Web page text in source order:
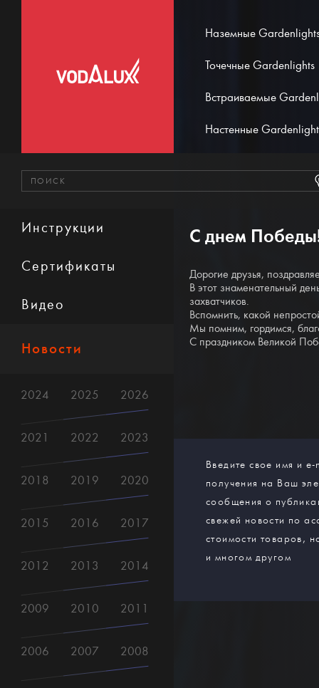
Наземные
Точечные Gardenlights
Встраиваемые
Настенные
С днем
Дорогие друзья,
В этот знаменательный
захватчиков.
Вспомнить, какой
Мы помним, гордимся,
С праздником Великой
Введите свое имя и
получения на Ваш
сообщения о
свежей новости по
стоимости товаров,
и многом другом
Инструкции
Сертификаты
Видео
Новости
2026
2025
2024
2023
2022
2021
2020
2019
2018
2017
2016
2015
2014
2013
2012
2011
2010
2009
2008
2007
2006